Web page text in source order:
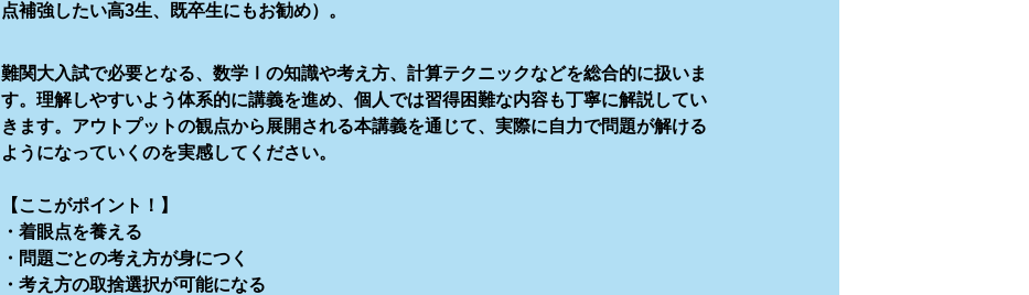
点補強したい高3生、既卒生にもお勧め）。
難関大入試で必要となる、数学Ⅰの知識や考え方、計算テクニックなどを総合的に扱いま
す。理解しやすいよう体系的に講義を進め、個人では習得困難な内容も丁寧に解説してい
きます。アウトプットの観点から展開される本講義を通じて、実際に自力で問題が解ける
ようになっていくのを実感してください。
【ここがポイント！】
・着眼点を養える
・問題ごとの考え方が身につく
・考え方の取捨選択が可能になる